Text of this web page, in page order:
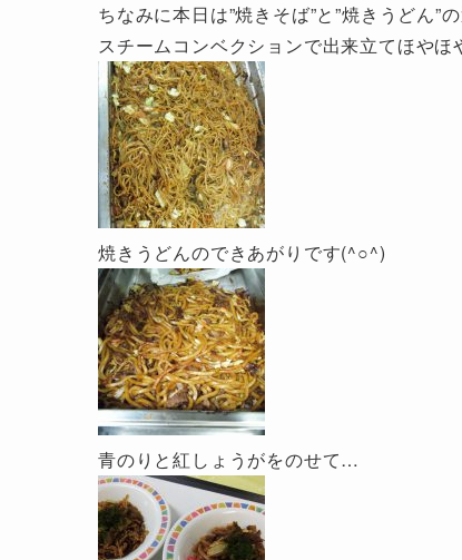
ちなみに本日は”焼きそば”と”焼きうどん”
スチームコンベクションで出来立てほやほ
焼きうどんのできあがりです(^○^)
青のりと紅しょうがをのせて…